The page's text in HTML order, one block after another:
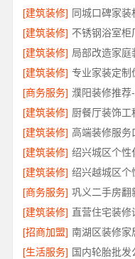
[建筑装修]
[建筑装修]
[建筑装修]
[建筑装修] 专业家装定制
[商务服务]
[建筑装修] 厨餐厅装饰工
[建筑装修] 高端装修服务
[建筑装修] 绍兴城区个性
[建筑装修] 绍兴越城区个
[商务服务] 巩义二手房翻
[建筑装修]
[招商加盟] 南湖区装修家
[生活服务] 国内轮胎批